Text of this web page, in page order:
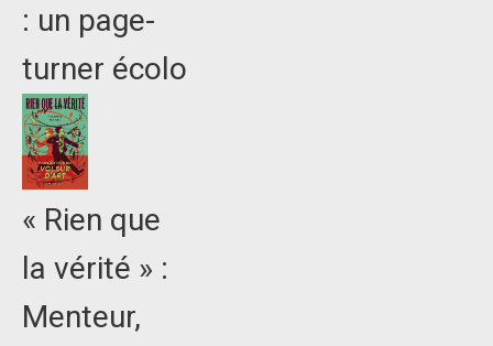
: un page-
turner écolo
« Rien que
la vérité » :
Menteur,